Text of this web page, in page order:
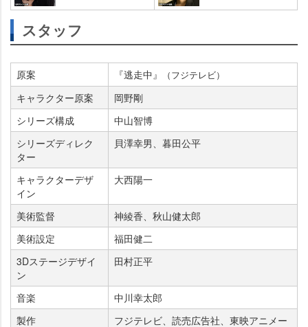
スタッフ
原案 『逃走中』 （フジテレビ）
キャラクター原案
岡野剛
シリーズ構成
中山智博
シリーズディレク
ター
貝澤幸男、暮田公平
キャラクターデザ
イン
大西陽一
美術監督
神綾香、秋山健太郎
美術設定
福田健二
3Dステージデザイ
ン
田村正平
音楽
中川幸太郎
製作
フジテレビ、読売広告社、東映アニメー